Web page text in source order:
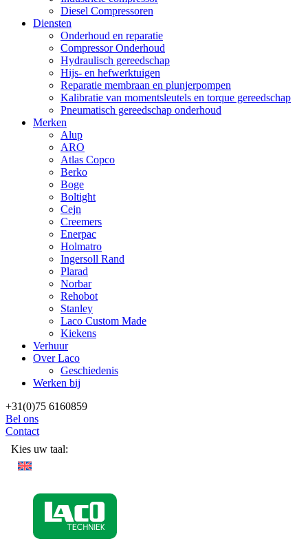
Diesel Compressoren
Diensten
Onderhoud en reparatie
Compressor Onderhoud
Hydraulisch gereedschap
Hijs- en hefwerktuigen
Reparatie membraan en plunjerpompen
Kalibratie van momentsleutels en torque gereedschap
Pneumatisch gereedschap onderhoud
Merken
Alup
ARO
Atlas Copco
Berko
Boge
Boltight
Cejn
Creemers
Enerpac
Holmatro
Ingersoll Rand
Plarad
Norbar
Rehobot
Stanley
Laco Custom Made
Kiekens
Verhuur
Over Laco
Geschiedenis
Werken bij
+31(0)75 6160859
Bel ons
Contact
Kies uw taal: